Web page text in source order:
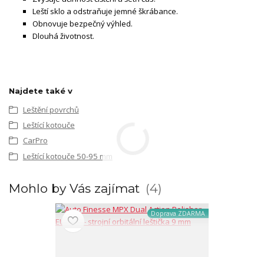
Leští sklo a odstraňuje jemné škrábance.
Obnovuje bezpečný výhled.
Dlouhá životnost.
Najdete také v
Leštění povrchů
Leštící kotouče
CarPro
Leštící kotouče 50-95 mm
Mohlo by Vás zajímat 4
Doprava ZDARMA